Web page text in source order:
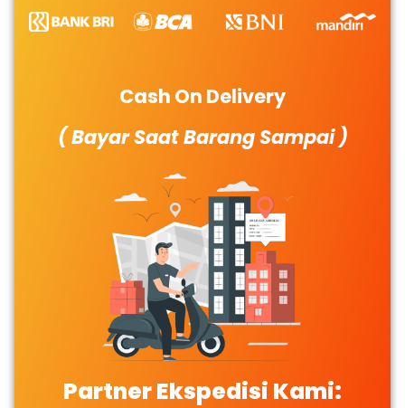
Cash On Delivery
( Bayar Saat Barang Sampai )
Partner Ekspedisi Kami: